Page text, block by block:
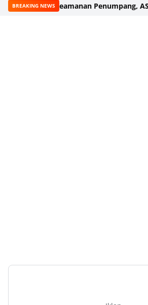
BREAKING NEWS
Demi Keamanan Penumpang, ASDP